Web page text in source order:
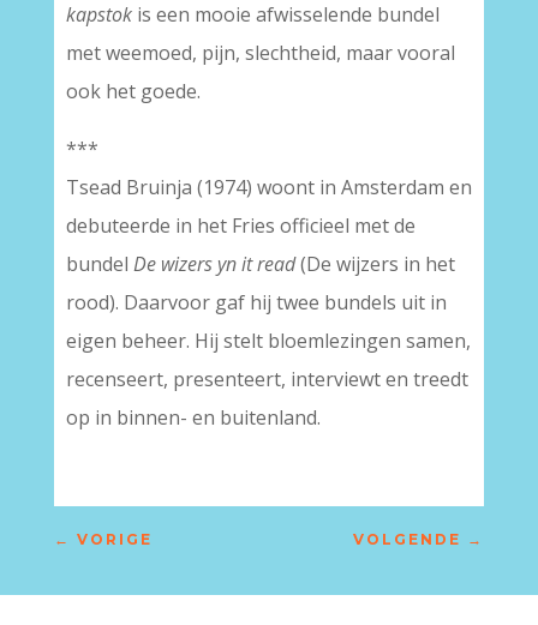
kapstokis een mooie afwisselende bundel
met weemoed, pijn, slechtheid, maar vooral
ook het goede.
***
Tsead Bruinja (1974) woont in Amsterdam en
debuteerde in het Fries officieel met de
bundel De wizers yn it read(De wijzers in het
rood). Daarvoor gaf hij twee bundels uit in
eigen beheer. Hij stelt bloemlezingen samen,
recenseert, presenteert, interviewt en treedt
op in binnen- en buitenland.
← VORIGE VOLGENDE →